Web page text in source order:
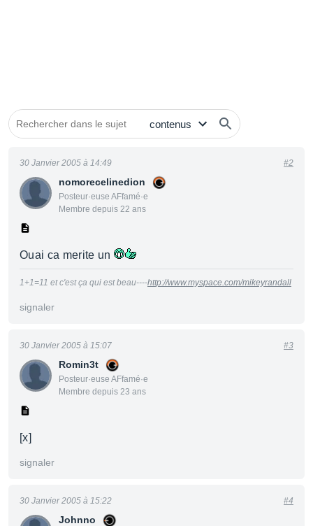
nomorecelinedion
Posteur·euse AFfamé·e
Membre depuis 22 ans
30 Janvier 2005 à 14:49 #2
Ouai ca merite un
1+1=11 et c'est ça qui est beau----http://www.myspace.com/mikeyrandall
signaler
Romin3t
Posteur·euse AFfamé·e
Membre depuis 23 ans
30 Janvier 2005 à 15:07 #3
[x]
signaler
Johnno
30 Janvier 2005 à 15:22 #4